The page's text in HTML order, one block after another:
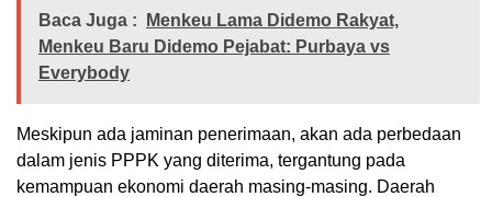
Baca Juga :
Menkeu Lama Didemo Rakyat,
Menkeu Baru Didemo Pejabat: Purbaya vs
Everybody
Meskipun ada jaminan penerimaan, akan ada perbedaan
dalam jenis PPPK yang diterima, tergantung pada
kemampuan ekonomi daerah masing-masing. Daerah